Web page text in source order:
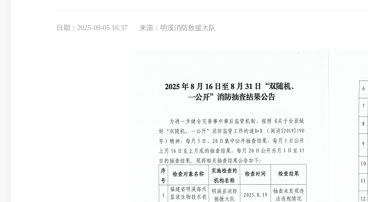
日期：2025-09-05 16:37 来源：明溪消防救援大队